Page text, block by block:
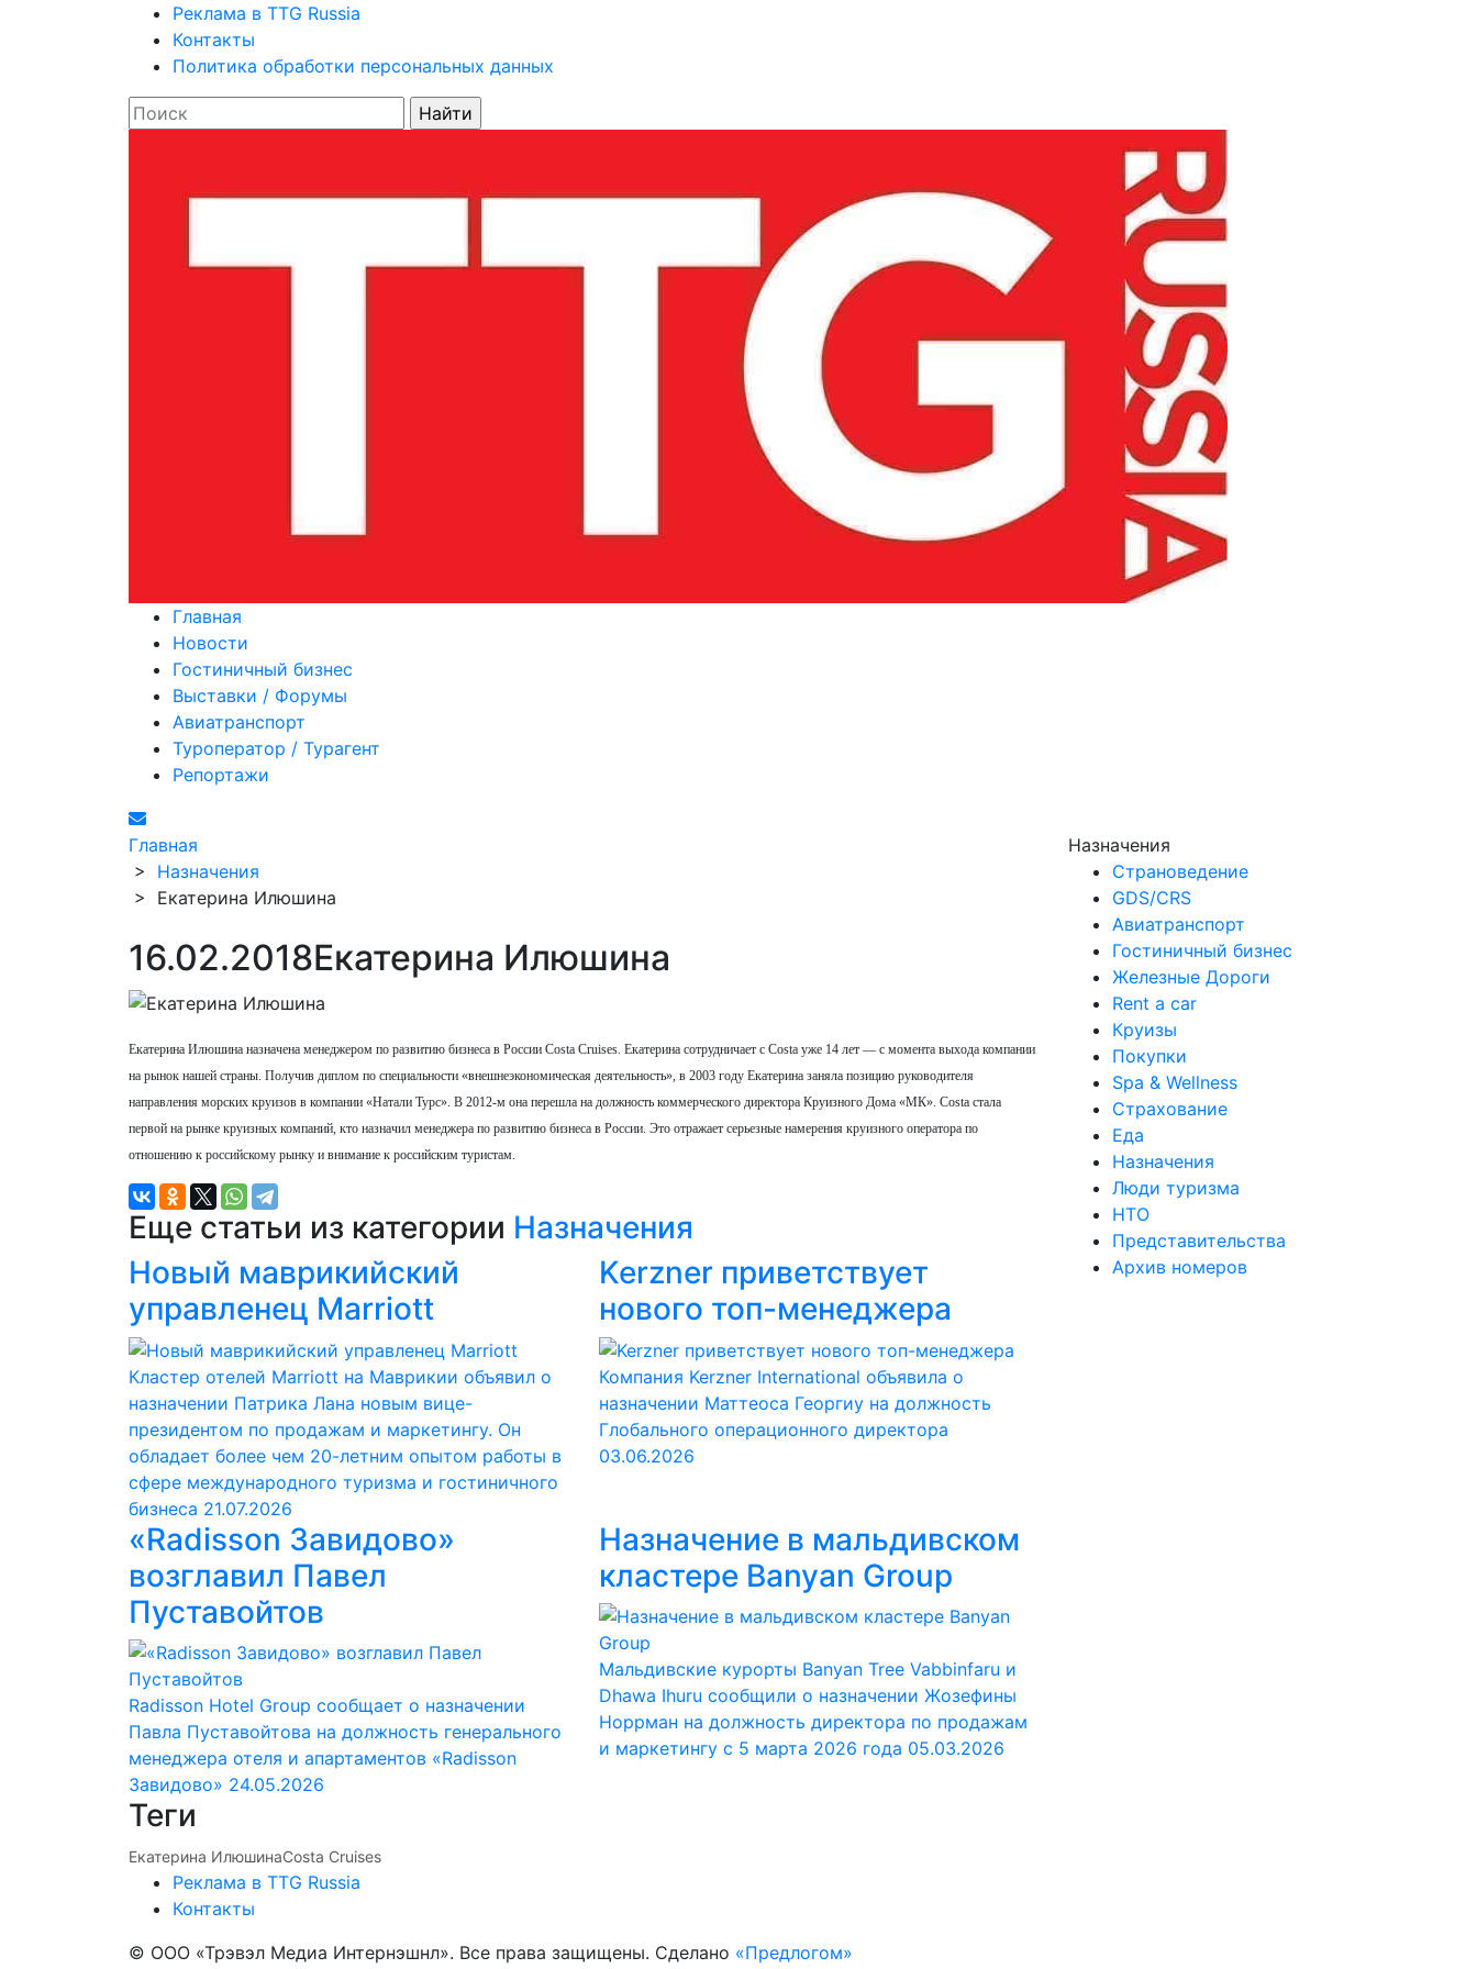
Реклама в TTG Russia
Контакты
Политика обработки персональных данных
Главная
Новости
Гостиничный бизнес
Выставки / Форумы
Авиатранспорт
Туроператор / Турагент
Репортажи
Главная
> Назначения
> Екатерина Илюшина
16.02.2018Екатерина Илюшина
Екатерина Илюшина назначена менеджером по развитию бизнеса в России Costa Cruises. Екатерина сотрудничает с Costa уже 14 лет — с момента выхода компании
на рынок нашей страны. Получив диплом по специальности «внешнеэкономическая деятельность», в 2003 году Екатерина заняла позицию руководителя
направления морских круизов в компании «Натали Турс». В 2012-м она перешла на должность коммерческого директора Круизного Дома «МК». Costa стала
первой на рынке круизных компаний, кто назначил менеджера по развитию бизнеса в России. Это отражает серьезные намерения круизного оператора по
отношению к российскому рынку и внимание к российским туристам.
Еще статьи из категории Назначения
Новый маврикийский
управленец Marriott
Кластер отелей Marriott на Маврикии объявил о
назначении Патрика Лана новым вице-
президентом по продажам и маркетингу. Он
обладает более чем 20-летним опытом работы в
сфере международного туризма и гостиничного
бизнеса 21.07.2026
Kerzner приветствует
нового топ-менеджера
Компания Kerzner International объявила о
назначении Маттеоса Георгиу на должность
Глобального операционного директора
03.06.2026
«Radisson Завидово»
возглавил Павел
Пуставойтов
Radisson Hotel Group сообщает о назначении
Павла Пуставойтова на должность генерального
менеджера отеля и апартаментов «Radisson
Завидово» 24.05.2026
Назначение в мальдивском
кластере Banyan Group
Мальдивские курорты Banyan Tree Vabbinfaru и
Dhawa Ihuru сообщили о назначении Жозефины
Норрман на должность директора по продажам
и маркетингу с 5 марта 2026 года 05.03.2026
Теги
Екатерина ИлюшинаCosta Cruises
Назначения
Страноведение
GDS/CRS
Авиатранспорт
Гостиничный бизнес
Железные Дороги
Rent a car
Круизы
Покупки
Spa & Wellness
Страхование
Еда
Назначения
Люди туризма
НТО
Представительства
Архив номеров
Реклама в TTG Russia
Контакты
© ООО «Трэвэл Медиа Интернэшнл». Все права защищены. Сделано «Предлогом»